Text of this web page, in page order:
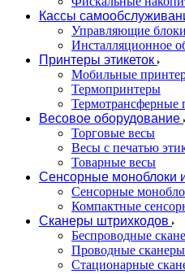
Кассы
Управляющие
Инсталляционное
Принтеры этикеток
Мобильные
Термопринтеры
Термотрансферные
Весовое оборудование
Торговые весы
Весы с печатью
Товарные весы
Сенсорные моноблоки
Сенсорные
Компактные
Сканеры штрихкодов
Беспроводные
Проводные
Стационарные